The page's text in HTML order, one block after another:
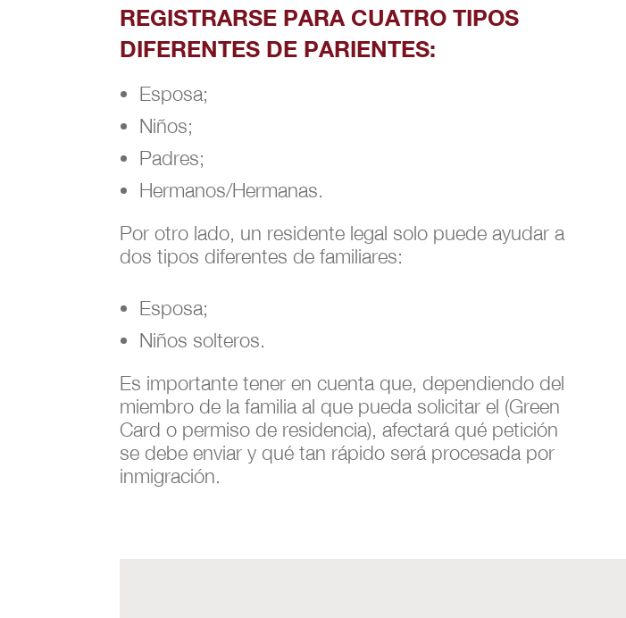
REGISTRARSE PARA CUATRO TIPOS
DIFERENTES DE PARIENTES:
Esposa;
Niños;
Padres;
Hermanos/Hermanas.
Por otro lado, un residente legal solo puede ayudar a
dos tipos diferentes de familiares:
Esposa;
Niños solteros.
Es importante tener en cuenta que, dependiendo del
miembro de la familia al que pueda solicitar el (Green
Card o permiso de residencia), afectará qué petición
se debe enviar y qué tan rápido será procesada por
inmigración.